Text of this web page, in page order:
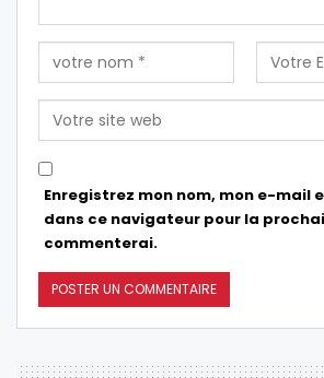
Enregistrez mon nom, mon e-mail
dans ce navigateur pour la
commenterai.